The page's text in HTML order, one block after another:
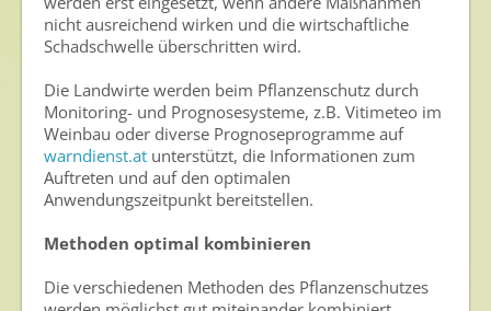
nicht ausreichend wirken und die wirtschaftliche
Schadschwelle überschritten wird.
Die Landwirte werden beim Pflanzenschutz durch
Monitoring- und Prognosesysteme, z.B. Vitimeteo im
Weinbau oder diverse Prognoseprogramme auf
warndienst.at unterstützt, die Informationen zum
Auftreten und auf den optimalen
Anwendungszeitpunkt bereitstellen.
Methoden optimal kombinieren
Die verschiedenen Methoden des Pflanzenschutzes